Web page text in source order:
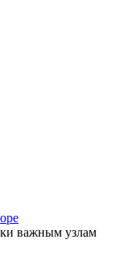
важным узлам